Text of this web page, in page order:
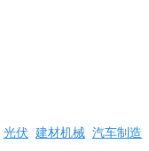
光伏 建材机械 汽车制造